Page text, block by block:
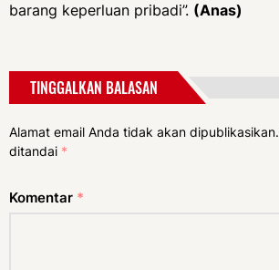
barang keperluan pribadi”. (Anas)
TINGGALKAN BALASAN
Alamat email Anda tidak akan dipublikasikan.
ditandai *
Komentar *